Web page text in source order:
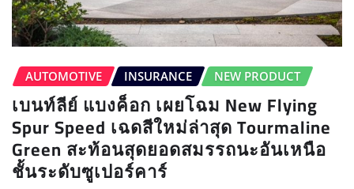
AUTOMOTIVE INSURANCE NEW PRODUCT
เบนท์ลีย์ แบงค็อก เผยโฉม New Flying
Spur Speed เฉดสีใหม่ล่าสุด Tourmaline
Green สะท้อนสุดยอดสมรรถนะอันเหนือ
ชั้นระดับซูเปอร์คาร์